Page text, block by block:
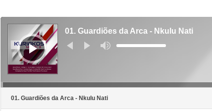
Reprodutor
01. Guardiões da Arca - Nkulu Nati
Use
as
diminuir
01. Guardiões da Arca - Nkulu Nati